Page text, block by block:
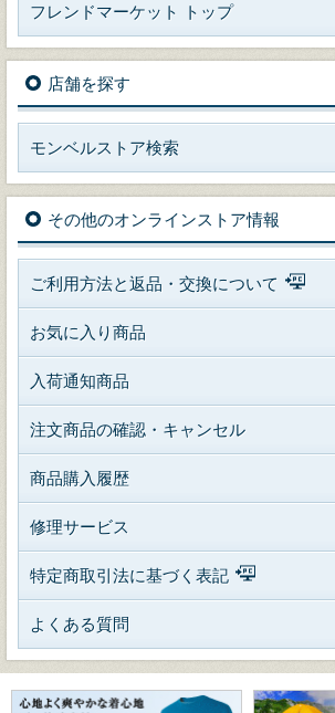
フレンドマーケット トップ
店舗を探す
モンベルストア検索
その他のオンラインストア情報
ご利用方法と返品・交換について
お気に入り商品
入荷通知商品
注文商品の確認・キャンセル
商品購入履歴
修理サービス
特定商取引法に基づく表記
よくある質問